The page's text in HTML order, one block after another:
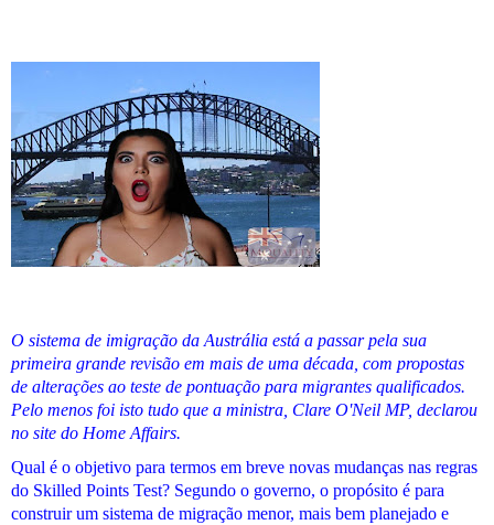
O sistema de imigração da Austrália está a passar pela sua
primeira grande revisão em mais de uma década, com propostas
de alterações ao teste de pontuação para migrantes qualificados.
Pelo menos foi isto tudo que a ministra, Clare O'Neil MP, declarou
no site do Home Affairs.
Qual é o objetivo para termos em breve novas mudanças nas regras
do Skilled Points Test? Segundo o governo, o propósito é para
construir um sistema de migração menor, mais bem planejado e